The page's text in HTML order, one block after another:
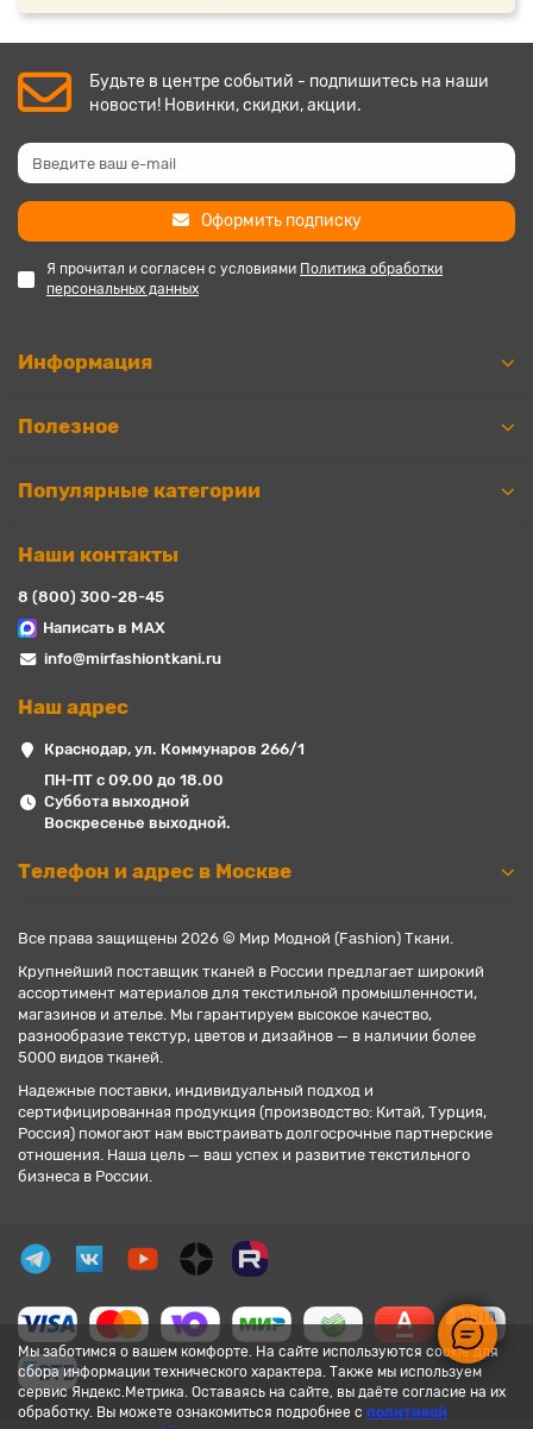
Мы заботимся о вашем комфорте. На сайте используются cookie для
сбора информации технического характера. Также мы используем
сервис Яндекс.Метрика. Оставаясь на сайте, вы даёте согласие на их
обработку. Вы можете ознакомиться подробнее с политикой
Будьте в центре событий - подпишитесь на наши
новости! Новинки, скидки, акции.
Оформить подписку
Я прочитал и согласен с условиями Политика обработки
персональных данных
Информация
Полезное
Популярные категории
Наши контакты
8 (800) 300-28-45
Написать в MAX
info@mirfashiontkani.ru
Наш адрес
Краснодар, ул. Коммунаров 266/1
ПН-ПТ с 09.00 до 18.00
Суббота выходной
Воскресенье выходной.
Телефон и адрес в Москве
Все права защищены 2026 © Мир Модной (Fashion) Ткани.
Крупнейший поставщик тканей в России предлагает широкий
ассортимент материалов для текстильной промышленности,
магазинов и ателье. Мы гарантируем высокое качество,
разнообразие текстур, цветов и дизайнов — в наличии более
5000 видов тканей.
Надежные поставки, индивидуальный подход и
сертифицированная продукция (производство: Китай, Турция,
Россия) помогают нам выстраивать долгосрочные партнерские
отношения. Наша цель — ваш успех и развитие текстильного
бизнеса в России.